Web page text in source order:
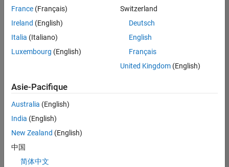
votre
recherche
ou
afficher
l’ensemble
d'emploi.
malgré
tout
vous
trouvez
pas
France (Français)
Ireland (English)
Italia (Italiano)
Luxembourg (English)
Switzerland
Deutsch
English
Français
United Kingdom(English)
Asie-Pacifique
Australia (English)
India (English)
New Zealand (English)
中国
简体中文